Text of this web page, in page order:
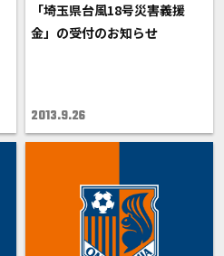
「埼玉県台風18号災害義援
金」の受付のお知らせ
2013.9.26